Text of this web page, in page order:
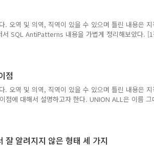
하다. CSS에는 이러한 사양 외에의 규약을 제공해주
오역 및 의역, 직역이 있을 수 있으며 틀린 내용은 지
서 SQL AntiPatterns 내용을 가볍게 정리해보았다. [1
으면 안 된다. 그 이유는 다음과 같다. 검색하기 어렵
다. validation을 걸기 어렵다. 해결방법은 교차 테이블
노드를 삭제하기 어려워진다. 해결방법은 대체 트리
점
오역 및 의역, 직역이 있을 수 있으며 틀린 내용은 지
점에 대해서 설명하고자 한다. UNION ALL은 이름 그
서 이야기한 후에 UNION ALL에 대한 이야기를 하고
으로 연결시키는 구문이다. 예를 들면 다음과 같다. 다
의 UNION으로 결합하면 다음과 같은 테이블이 ..
알려지지 않은 형태 세 가지